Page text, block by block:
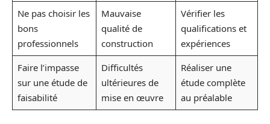
Ne pas choisir les
bons
professionnels
Mauvaise
qualité de
construction
Vérifier les
qualifications et
expériences
Faire l’impasse
sur une étude de
faisabilité
Difficultés
ultérieures de
mise en œuvre
Réaliser une
étude complète
au préalable